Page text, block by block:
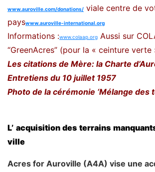
www.auroville.com/donations/ viale centre de
payswww.auroville-international.org
Informations :www.colaap.org Aussi sur
“GreenAcres” (pour la « ceinture verte
Les citations de Mère: la Charte
Entretiens du 10 juillet 1957
Photo de la cérémonie ‘Mélange des
L’ acquisition des terrains
ville
Acres for Auroville (A4A) vise une